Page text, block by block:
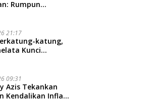
Rumpun
Jalur
Ingatkan Soal
21:17
katung,
Kunci
09:31
Azis Tekankan
Kendalikan Inflasi